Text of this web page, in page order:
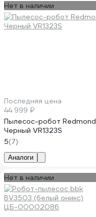
Нет в наличии
Последняя цена
44 999 ₽
Пылесос-робот Redmond
Черный VR1323S
5(7)
Аналоги
Нет в наличии